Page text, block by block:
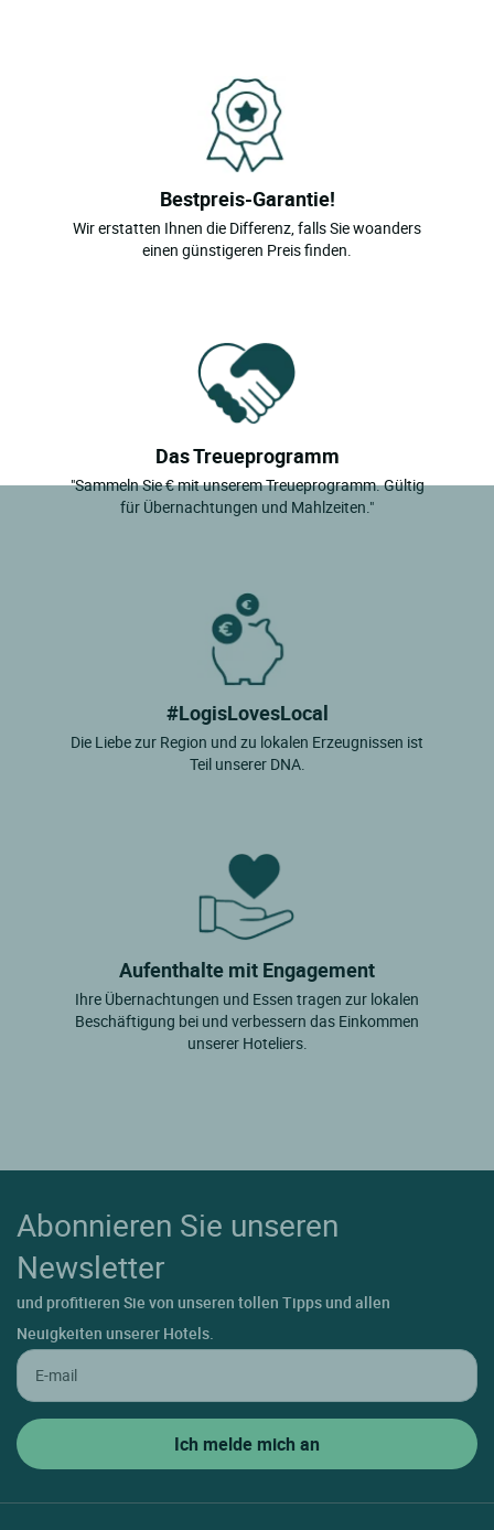
Bestpreis-Garantie!
Wir erstatten Ihnen die Differenz, falls Sie woanders
einen günstigeren Preis finden.
Das Treueprogramm
"Sammeln Sie € mit unserem Treueprogramm. Gültig
für Übernachtungen und Mahlzeiten."
#LogisLovesLocal
Die Liebe zur Region und zu lokalen Erzeugnissen ist
Teil unserer DNA.
Aufenthalte mit Engagement
Ihre Übernachtungen und Essen tragen zur lokalen
Beschäftigung bei und verbessern das Einkommen
unserer Hoteliers.
Abonnieren Sie unseren
Newsletter
und profitieren Sie von unseren tollen Tipps und allen
Neuigkeiten unserer Hotels.